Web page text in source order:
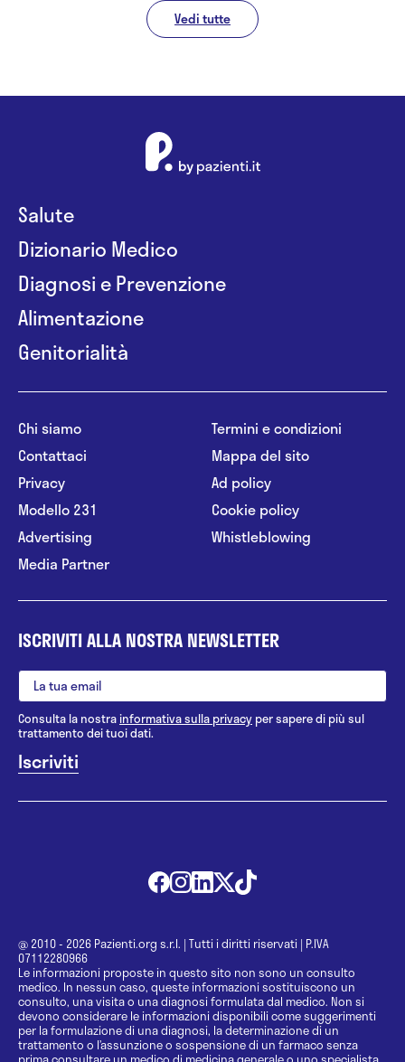
Vedi tutte
Salute
Dizionario Medico
Diagnosi e Prevenzione
Alimentazione
Genitorialità
Chi siamo
Contattaci
Privacy
Modello 231
Advertising
Media Partner
Termini e condizioni
Mappa del sito
Ad policy
Cookie policy
Whistleblowing
ISCRIVITI ALLA NOSTRA NEWSLETTER
Consulta la nostrainformativa sulla privacy per sapere di più sul
trattamento dei tuoi dati.
@ 2010 - 2026 Pazienti.org s.r.l. | Tutti i diritti riservati | P.IVA
07112280966
Le informazioni proposte in questo sito non sono un consulto
medico. In nessun caso, queste informazioni sostituiscono un
consulto, una visita o una diagnosi formulata dal medico. Non si
devono considerare le informazioni disponibili come suggerimenti
per la formulazione di una diagnosi, la determinazione di un
trattamento o l’assunzione o sospensione di un farmaco senza